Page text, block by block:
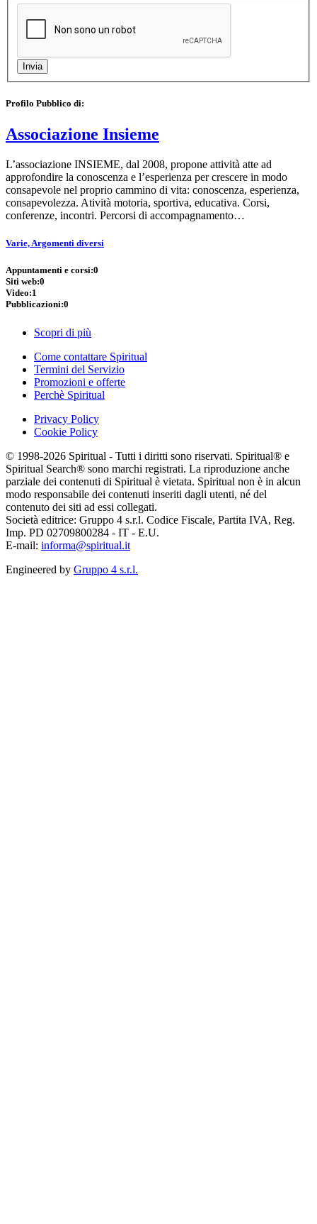
Profilo Pubblico di:
Associazione Insieme
L’associazione INSIEME, dal 2008, propone attività atte ad
approfondire la conoscenza e l’esperienza per crescere in modo
consapevole nel proprio cammino di vita: conoscenza, esperienza,
consapevolezza. Atività motoria, sportiva, educativa. Corsi,
conferenze, incontri. Percorsi di accompagnamento…
Varie, Argomenti diversi
Appuntamenti e corsi:0
Siti web:0
Video:1
Pubblicazioni:0
Scopri di più
Come contattare Spiritual
Termini del Servizio
Promozioni e offerte
Perchè Spiritual
Privacy Policy
Cookie Policy
© 1998-2026 Spiritual - Tutti i diritti sono riservati. Spiritual® e
Spiritual Search® sono marchi registrati. La riproduzione anche
parziale dei contenuti di Spiritual è vietata. Spiritual non è in alcun
modo responsabile dei contenuti inseriti dagli utenti, né del
contenuto dei siti ad essi collegati.
Società editrice: Gruppo 4 s.r.l. Codice Fiscale, Partita IVA, Reg.
Imp. PD 02709800284 - IT - E.U.
E-mail: informa@spiritual.it
Engineered by Gruppo 4 s.r.l.